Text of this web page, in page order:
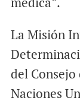
La Misión
del Consejo
Naciones